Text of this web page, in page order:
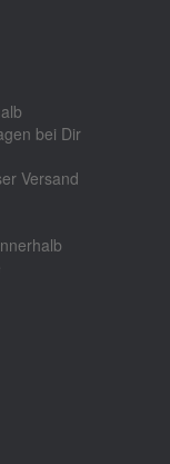
bei Dir
Versand